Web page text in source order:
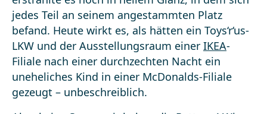
jedes Teil an seinem angestammten Platz
befand. Heute wirkt es, als hätten ein Toys‘r‘us-
LKW und der Ausstellungsraum einer IKEA-
Filiale nach einer durchzechten Nacht ein
uneheliches Kind in einer McDonalds-Filiale
gezeugt – unbeschreiblich.